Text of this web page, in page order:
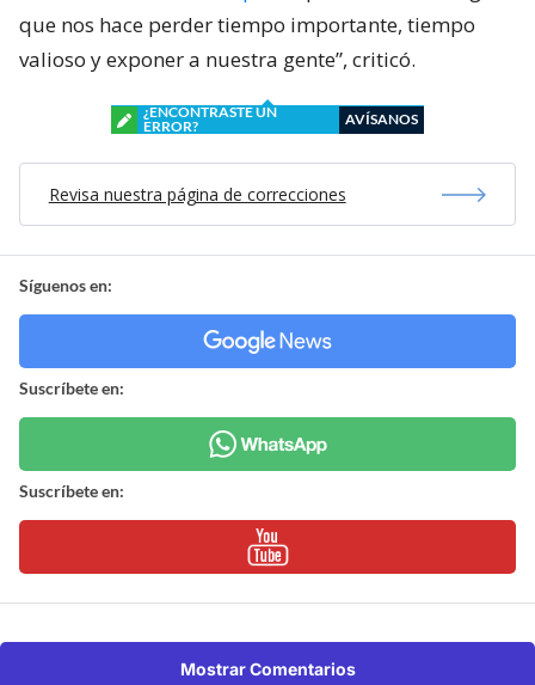
que nos hace perder tiempo importante, tiempo
valioso y exponer a nuestra gente”, criticó.
¿ENCONTRASTE UN
ERROR?
AVÍSANOS
Revisa nuestra página de correcciones
Síguenos en:
Suscríbete en:
Suscríbete en:
Mostrar Comentarios